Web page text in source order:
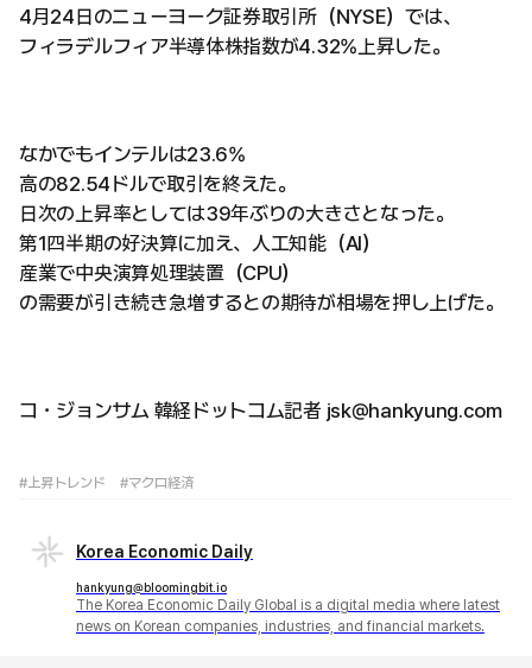
4月24日のニューヨーク証券取引所（NYSE）では、
フィラデルフィア半導体株指数が4.32%上昇した。
なかでもインテルは23.6%
高の82.54ドルで取引を終えた。
日次の上昇率としては39年ぶりの大きさとなった。
第1四半期の好決算に加え、人工知能（AI）
産業で中央演算処理装置（CPU）
の需要が引き続き急増するとの期待が相場を押し上げた。
コ・ジョンサム 韓経ドットコム記者 jsk@hankyung.com
#上昇トレンド #マクロ経済
Korea Economic Daily
hankyung@bloomingbit.io
The Korea Economic Daily Global is a digital media where latest
news on Korean companies, industries, and financial markets.